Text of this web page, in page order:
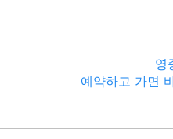
영
예약하고 가면